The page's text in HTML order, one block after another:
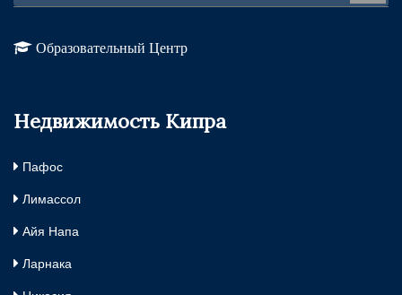
Образовательный Центр
Недвижимость Кипра
Пафос
Лимассол
Айя Напа
Ларнака